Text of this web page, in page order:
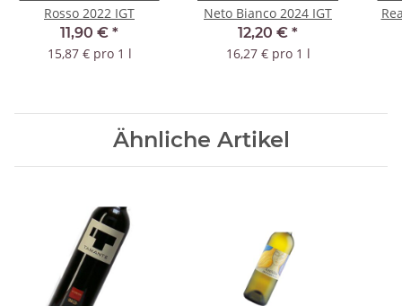
Rosso 2022 IGT
11,90 € *
15,87 € pro 1 l
Neto Bianco 2024 IGT
12,20 € *
16,27 € pro 1 l
Ähnliche Artikel